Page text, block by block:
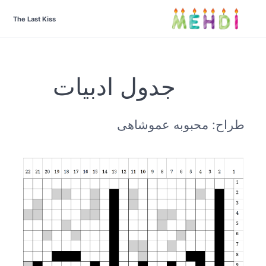
The Last Kiss
جدول ادبیات
طراح: محبوبه عموشاهی